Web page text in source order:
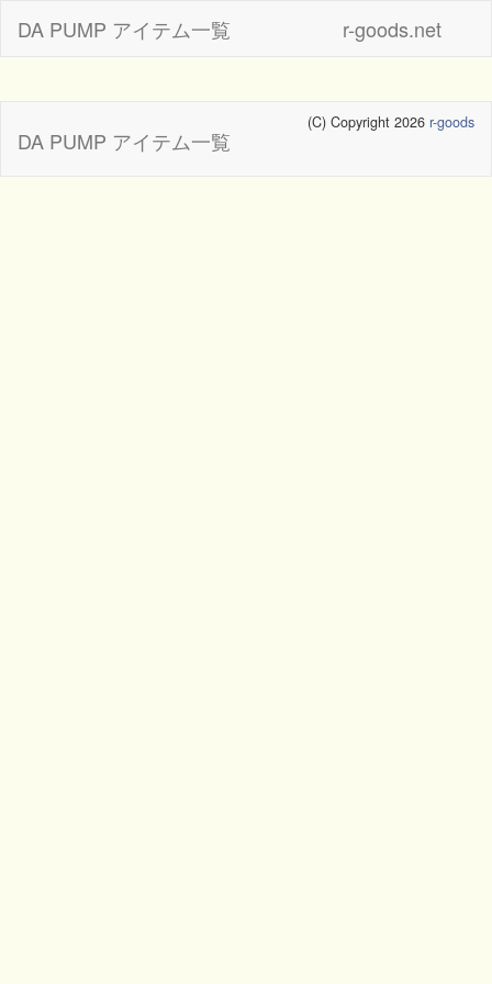
DA PUMP アイテム一覧 r-goods.net
DA PUMP アイテム一覧
(C) Copyright 2026 r-goods